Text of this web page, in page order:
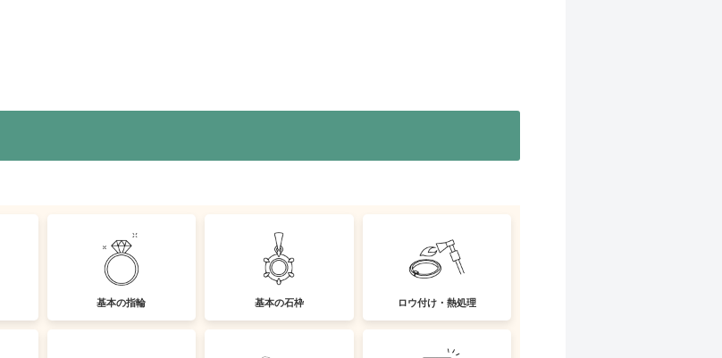
基本の指輪 基本の石枠 ロウ付け・熱処理